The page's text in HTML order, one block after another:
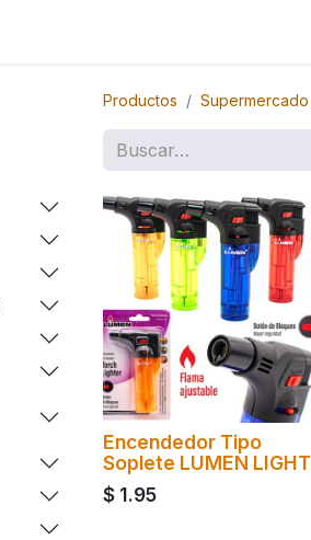
Productos Supermercado
Encendedor Tipo
Soplete LUMEN LIGHT
$ 1.95